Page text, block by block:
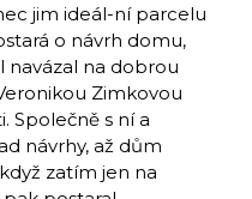
jim ideál-ní parcelu
o návrh domu,
navázal na dobrou
Zimkovou
Společně s ní a
návrhy, až dům
zatím jen na